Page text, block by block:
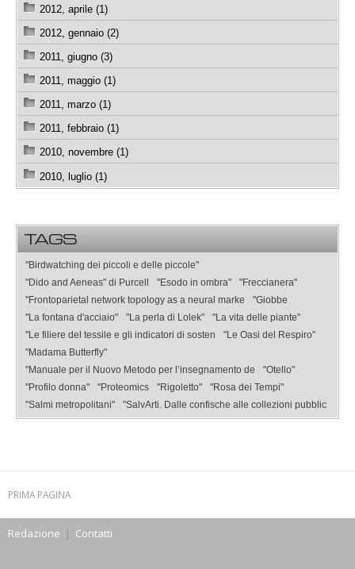
2012, aprile (1)
2012, gennaio (2)
2011, giugno (3)
2011, maggio (1)
2011, marzo (1)
2011, febbraio (1)
2010, novembre (1)
2010, luglio (1)
TAGS
"Birdwatching dei piccoli e delle piccole"
"Dido and Aeneas" di Purcell
"Esodo in ombra"
"Freccianera"
"Frontoparietal network topology as a neural marke
"Giobbe
"La fontana d'acciaio"
"La perla di Lolek"
"La vita delle piante"
"Le filiere del tessile e gli indicatori di sosten
"Le Oasi del Respiro"
"Madama Butterfly"
"Manuale per il Nuovo Metodo per l’insegnamento de
"Otello"
"Profilo donna"
"Proteomics "Rigoletto"
"Rosa dei Tempi"
"Salmi metropolitani"
"SalvArti. Dalle confische alle collezioni pubblic
PRIMA PAGINA
Redazione | Contatti